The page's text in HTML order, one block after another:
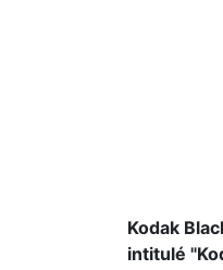
Kodak
intitulé